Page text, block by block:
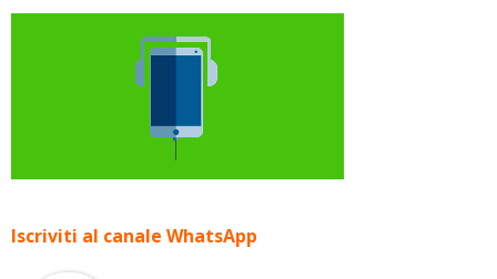
Iscriviti al canale WhatsApp